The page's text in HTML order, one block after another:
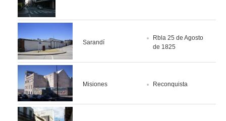
Sarandí
Rbla 25 de Agosto
de 1825
Misiones Reconquista